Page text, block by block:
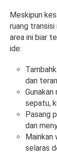
Meskipun
ruang
area ini biar
ide:
dan
sepatu,
Pasang
dan
selaras